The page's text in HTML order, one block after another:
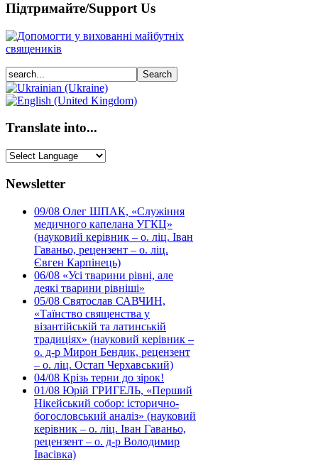
Підтримайте/Support Us
Translate into...
Newsletter
09/08 Олег ШПАК, «Служіння
медичного капелана УГКЦ»
(науковий керівник – о. ліц. Іван
Гаваньо, рецензент – о. ліц.
Євген Карпінець)
06/08 «Усі тварини рівні, але
деякі тварини рівніші»
05/08 Святослав САВЧИН,
«Таїнство священства у
візантійській та латинській
традиціях» (науковий керівник –
о. д-р Мирон Бендик, рецензент
– о. ліц. Остап Черхавський)
04/08 Крізь терни до зірок!
01/08 Юрій ГРИГЕЛЬ, «Перший
Нікейський собор: історично-
богословський аналіз» (науковий
керівник – о. ліц. Іван Гаваньо,
рецензент – о. д-р Володимир
Івасівка)